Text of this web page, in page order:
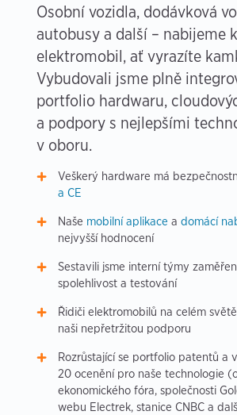
Osobní vozidla, dodávková
autobusy a další – nabijeme
elektromobil, ať vyrazíte
Vybudovali jsme plně
portfolio hardwaru,
a podpory s nejlepšími
v oboru.
Veškerý hardware má
a CE
Naše mobilní aplikace adomácí
nejvyšší hodnocení
Sestavili jsme interní týmy
spolehlivost a testování
Řidiči elektromobilů na celém
naši nepřetržitou podporu
Rozrůstající se portfolio patentů a
20 ocenění pro naše technologie
ekonomického fóra, společnosti
webu Electrek, stanice CNBC a